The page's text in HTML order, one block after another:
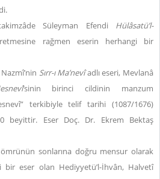
Süleyman Efendi Hülâsatü’l-
rağmen eserin herhangi bir
Sırr-ı Ma’nevîadlı eseri, Mevlanâ
’sinin birinci cildinin manzum
terkibiyle telif tarihi (1087/1676)
beyittir. Eser Doç. Dr. Ekrem Bektaş
sonlarına doğru mensur olarak
bir eser olan Hediyyetü’l-İhvân, Halvetî